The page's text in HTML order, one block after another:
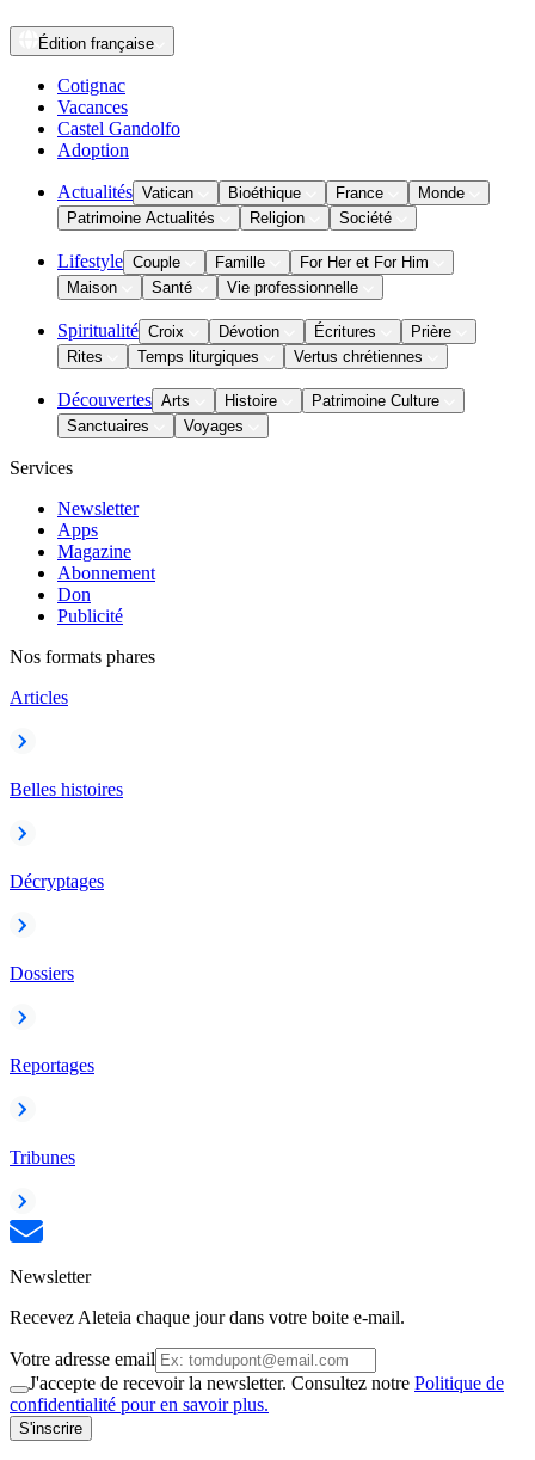
Édition française
Cotignac
Vacances
Castel Gandolfo
Adoption
Actualités Vatican Bioéthique France
Monde
Patrimoine Actualités
Religion Société
Lifestyle Couple Famille
For Her et For Him
Maison
Santé Vie professionnelle
Spiritualité Croix Dévotion Écritures
Prière
Rites
Temps liturgiques Vertus chrétiennes
Découvertes Arts Histoire
Patrimoine Culture
Sanctuaires
Voyages
Services
Newsletter
Apps
Magazine
Abonnement
Don
Publicité
Nos formats phares
Articles
Belles histoires
Décryptages
Dossiers
Reportages
Tribunes
Newsletter
Recevez Aleteia chaque jour dans votre boite e-mail.
Votre adresse email
J'accepte de recevoir la newsletter. Consultez notre Politique de
confidentialité pour en savoir plus.
S'inscrire